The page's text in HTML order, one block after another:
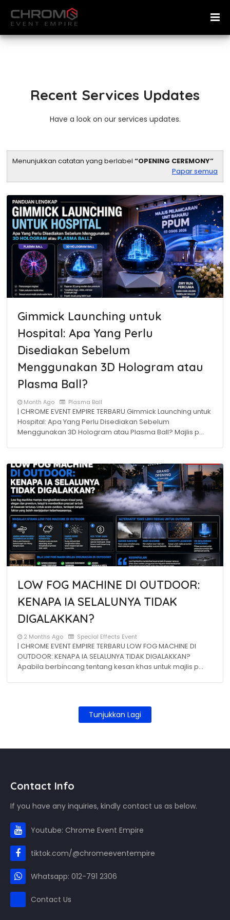
Recent Services Updates
Have a look on our services updates.
Menunjukkan catatan yang berlabel
OPENING CEREMONY
Papar semua
Gimmick Launching untuk
Hospital: Apa Yang Perlu
Disediakan Sebelum
Menggunakan 3D Hologram atau
Plasma Ball?
Month Ago Plasma Ball
| CHROME EVENT EMPIRE TERBARU Gimmick Launching untuk
Hospital: Apa Yang Perlu Disediakan Sebelum
Menggunakan 3D Hologram atau Plasma Ball? Majlis p…
LOW FOG MACHINE DI OUTDOOR:
KENAPA IA SELALUNYA TIDAK
DIGALAKKAN?
2 Months Ago Special Effects Event
| CHROME EVENT EMPIRE TERBARU LOW FOG MACHINE DI
OUTDOOR: KENAPA IA SELALUNYA TIDAK DIGALAKKAN?
Apabila berbincang tentang kesan khas untuk majlis p…
Tunjukkan Lagi
Contact Info
If you have any inquiries, kindly contact us as below.
Youtube: Chrome Event Empire
tiktok.com/@chromeeventempire
Whatsapp: 012-791 2306
Contact Us